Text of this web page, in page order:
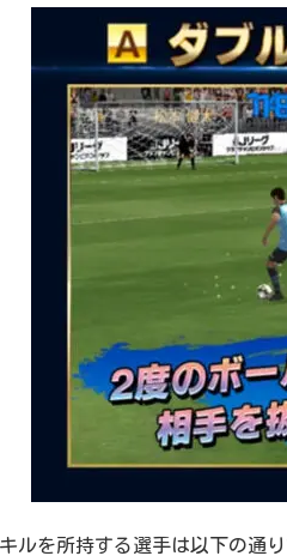
ルを所持する選手は以下の通り